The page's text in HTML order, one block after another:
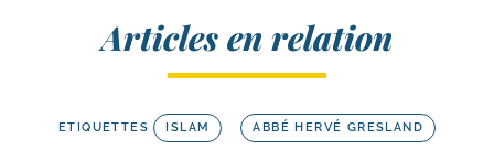
Articles en relation
ETIQUETTES ISLAM ABBÉ HERVÉ GRESLAND